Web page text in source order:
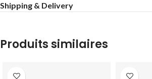
Shipping & Delivery
Produits similaires